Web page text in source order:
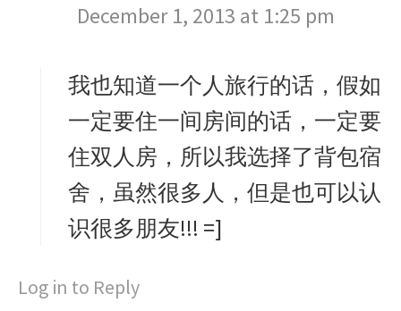
a
s
:
December 1, 2013 at 1:25 pm
我也知道一个人旅行的话，假如
一定要住一间房间的话，一定要
住双人房，所以我选择了背包宿
舍，虽然很多人，但是也可以认
识很多朋友!!! =]
Log in to Reply